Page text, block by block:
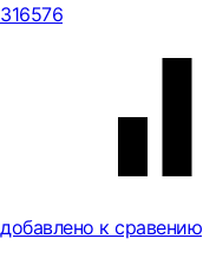
316576
добавлено к сравению